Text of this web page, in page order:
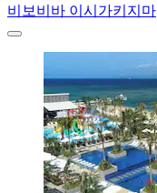
비보비바 이시가키지마